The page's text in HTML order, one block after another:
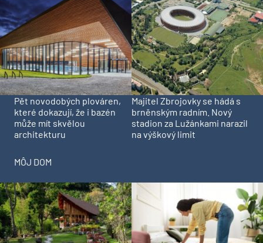
Pět novodobých plováren,
které dokazují, že i bazén
může mít skvělou
architekturu
Majitel Zbrojovky se hádá s
brněnským radním. Nový
stadion za Lužánkami narazil
na výškový limit
MÔJ DOM